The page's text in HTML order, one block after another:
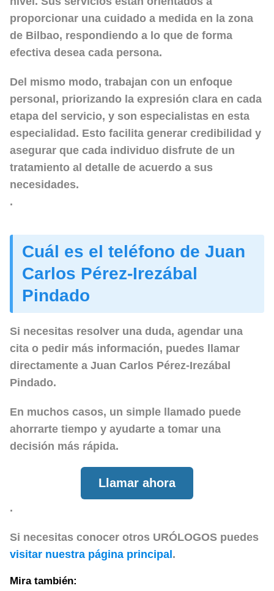
proporcionar una cuidado a medida en la zona
de Bilbao, respondiendo a lo que de forma
efectiva desea cada persona.
Del mismo modo, trabajan con un enfoque
personal, priorizando la expresión clara en cada
etapa del servicio, y son especialistas en esta
especialidad. Esto facilita generar credibilidad y
asegurar que cada individuo disfrute de un
tratamiento al detalle de acuerdo a sus
necesidades.
.
Cuál es el teléfono de Juan
Carlos Pérez-Irezábal
Pindado
Si necesitas resolver una duda, agendar una
cita o pedir más información, puedes llamar
directamente a Juan Carlos Pérez-Irezábal
Pindado.
En muchos casos, un simple llamado puede
ahorrarte tiempo y ayudarte a tomar una
decisión más rápida.
Llamar ahora
.
Si necesitas conocer otros URÓLOGOS puedes
visitar nuestra página principal .
Mira también: